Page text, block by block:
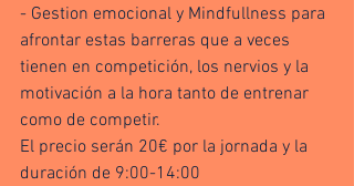
- Gestion emocional y Mindfullness para
afrontar estas barreras que a veces
tienen en competición, los nervios y la
motivación a la hora tanto de entrenar
como de competir.
El precio serán 20€ por la jornada y la
duración de 9:00-14:00